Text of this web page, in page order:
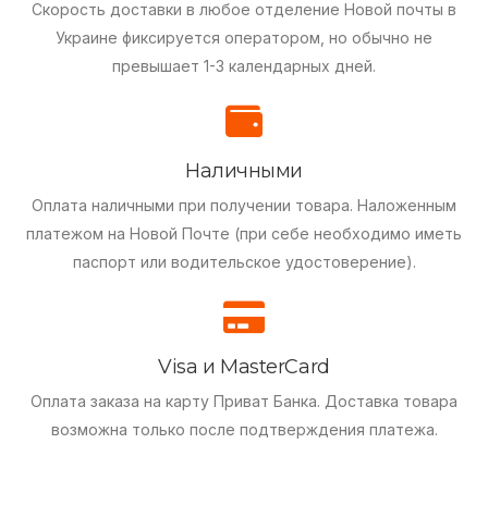
Скорость доставки в любое отделение Новой почты в
Украине фиксируется оператором, но обычно не
превышает 1-3 календарных дней.
Наличными
Оплата наличными при получении товара. Наложенным
платежом на Новой Почте (при себе необходимо иметь
паспорт или водительское удостоверение).
Visa и MasterCard
Оплата заказа на карту Приват Банка. Доставка товара
возможна только после подтверждения платежа.